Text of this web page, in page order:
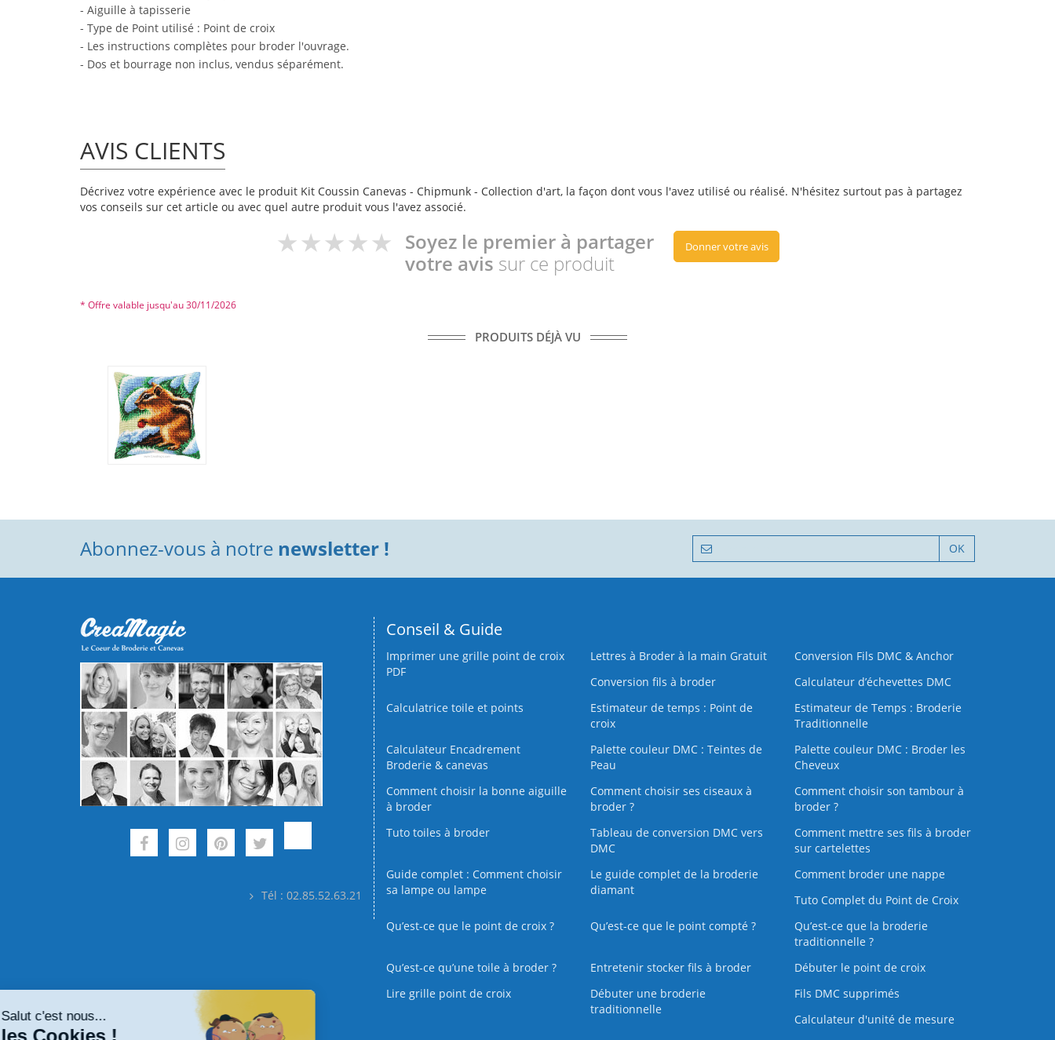
- Aiguille à tapisserie
- Type de Point utilisé : Point de croix
- Les instructions complètes pour broder l'ouvrage.
- Dos et bourrage non inclus, vendus séparément.
AVIS CLIENTS
Décrivez votre expérience avec le produit Kit Coussin Canevas - Chipmunk - Collection d'art, la façon dont vous l'avez utilisé ou réalisé. N'hésitez surtout pas à partagez
vos conseils sur cet article ou avec quel autre produit vous l'avez associé.
Soyez le premier à partager
votre avis sur ce produit
Donner votre avis
* Offre valable jusqu'au 30/11/2026
PRODUITS DÉJÀ VU
Abonnez-vous à notre newsletter ! OK
Tél : 02.85.52.63.21
Conseil & Guide
Imprimer une grille point de croix
PDF
Lettres à Broder à la main Gratuit
Conversion Fils DMC & Anchor
Conversion fils à broder
Calculateur d’échevettes DMC
Calculatrice toile et points
Estimateur de temps : Point de
croix
Estimateur de Temps : Broderie
Traditionnelle
Calculateur Encadrement
Broderie & canevas
Palette couleur DMC : Teintes de
Peau
Palette couleur DMC : Broder les
Cheveux
Comment choisir la bonne aiguille
à broder
Comment choisir ses ciseaux à
broder ?
Comment choisir son tambour à
broder ?
Tuto toiles à broder
Tableau de conversion DMC vers
DMC
Comment mettre ses fils à broder
sur cartelettes
Guide complet : Comment choisir
sa lampe ou lampe
Le guide complet de la broderie
diamant
Comment broder une nappe
Tuto Complet du Point de Croix
Qu’est-ce que le point de croix ?
Qu’est-ce que le point compté ?
Qu’est-ce que la broderie
traditionnelle ?
Qu’est‑ce qu’une toile à broder ?
Entretenir stocker fils à broder
Débuter le point de croix
Lire grille point de croix
Débuter une broderie
traditionnelle
Fils DMC supprimés
Calculateur d'unité de mesure